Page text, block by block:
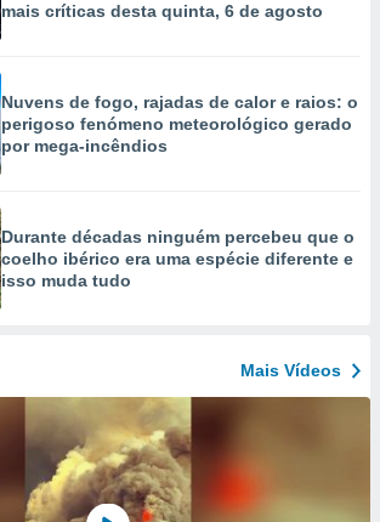
mais críticas desta quinta, 6 de agosto
Nuvens de fogo, rajadas de calor e raios: o
perigoso fenómeno meteorológico gerado
por mega-incêndios
Durante décadas ninguém percebeu que o
coelho ibérico era uma espécie diferente e
isso muda tudo
Mais Vídeos